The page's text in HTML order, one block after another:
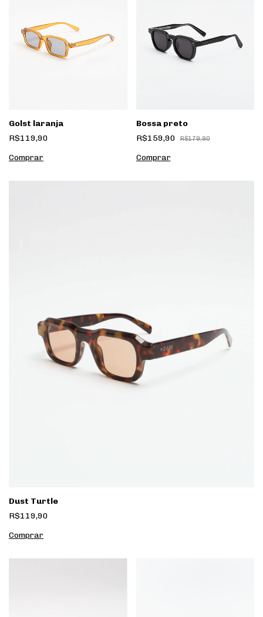
Golst laranja
R$119,90
Bossa preto
R$159,90
R$179,90
Dust Turtle
R$119,90